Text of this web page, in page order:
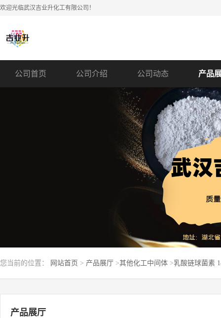
欢迎光临武汉吉业升化工有限公司！
公司首页 公司介绍 公司动态 产品
您当前的位置： 网站首页 > 产品展厅 >其他化工中间体 >乳酸链球菌素
产品展厅